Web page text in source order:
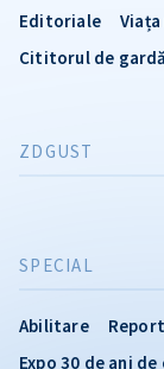
SPECIAL
Abilitare
Expo 30 de ani
Editoriale
Cititorul de gardă
ZDGUST